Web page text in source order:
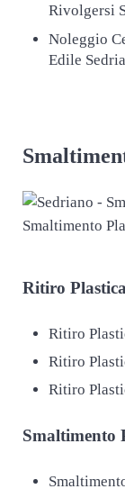
Rivolgersi
Noleggio
Edile
Smaltimento
Ritiro
Ritiro
Ritiro
Ritiro
Smaltimento